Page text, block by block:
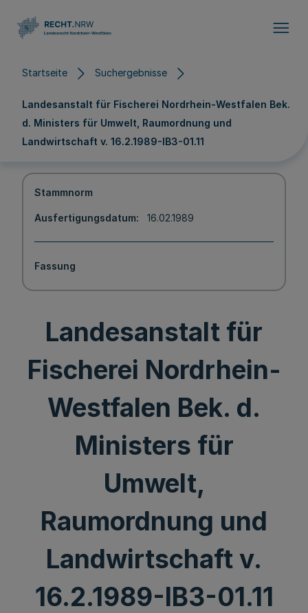
Startseite Suchergebnisse
Landesanstalt für Fischerei Nordrhein-Westfalen Bek.
d. Ministers für Umwelt, Raumordnung und
Landwirtschaft v. 16.2.1989-IB3-01.11
Stammnorm
Ausfertigungsdatum 16.02.1989
Fassung
Landesanstalt für
Fischerei Nordrhein-
Westfalen Bek. d.
Ministers für
Umwelt,
Raumordnung und
Landwirtschaft v.
16.2.1989-IB3-01.11